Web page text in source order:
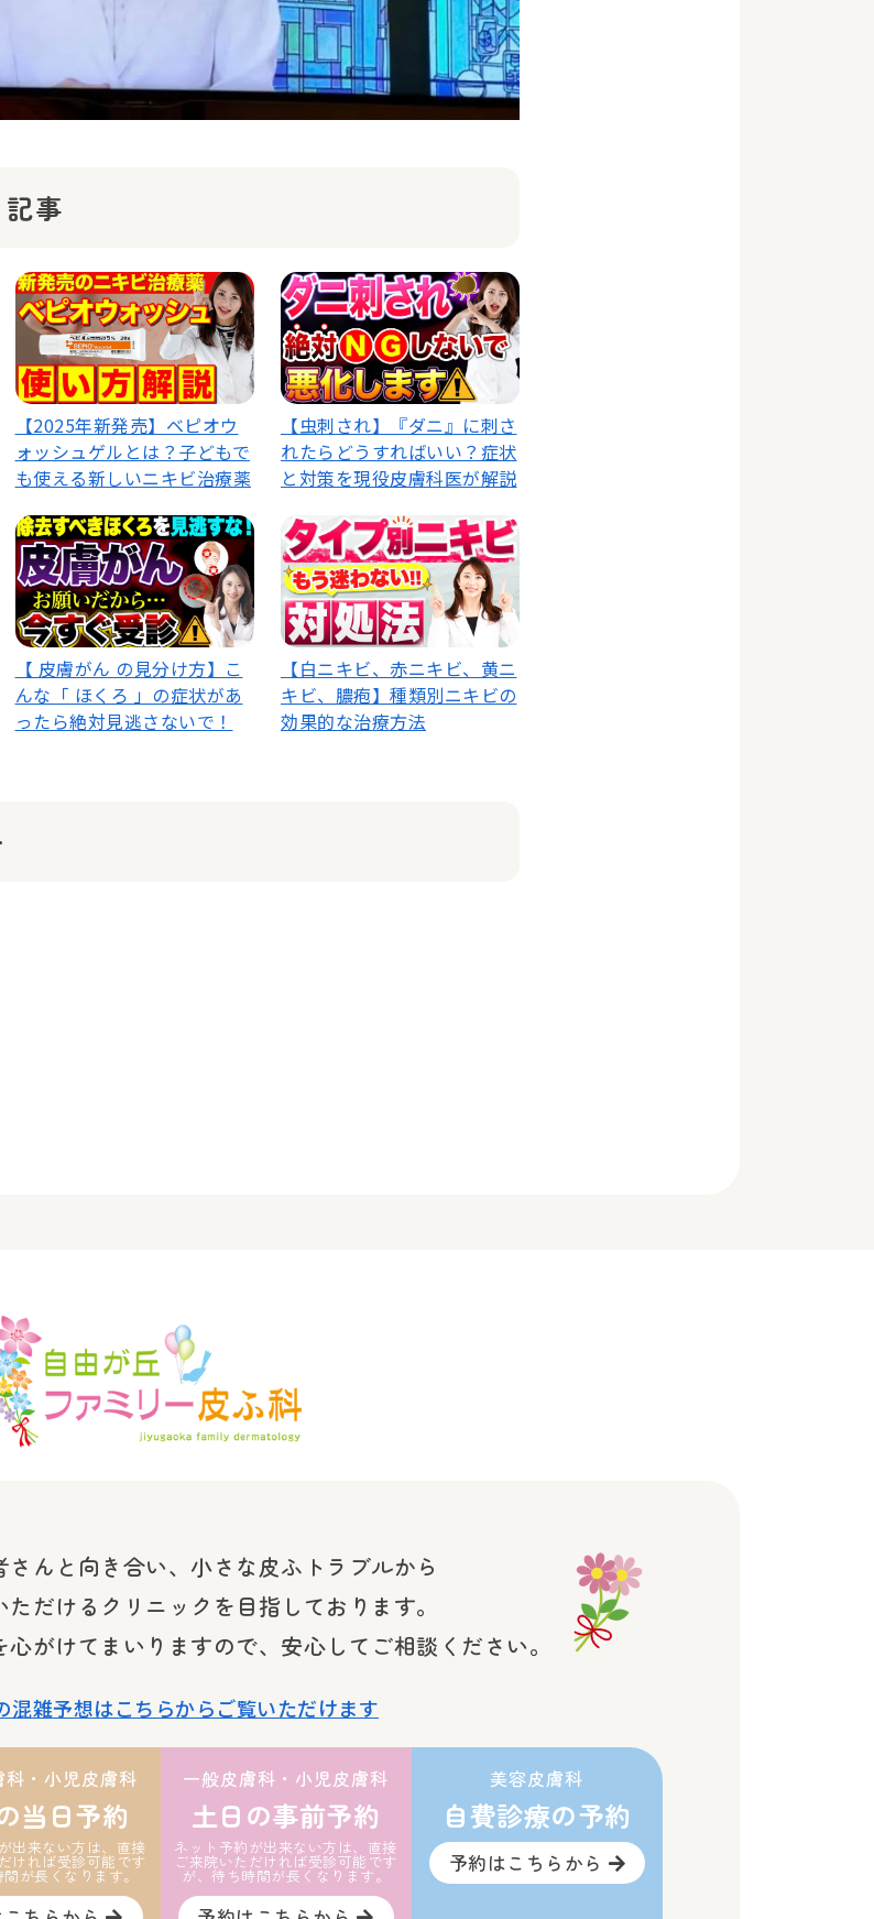
事
【2025年新発売】ベピオウ
ォッシュゲルとは？子どもで
も使える新しいニキビ治療薬
【虫刺され】『ダニ』に刺さ
れたらどうすればいい？症状
と対策を現役皮膚科医が解説
【 皮膚がん の見分け方】こ
んな「 ほくろ 」の症状があ
ったら絶対見逃さないで！
【白ニキビ、赤ニキビ、黄ニ
キビ、膿疱】種類別ニキビの
効果的な治療方法
んと向き合い、小さな皮ふトラブルから
だけるクリニックを目指しております。
がけてまいりますので、安心してご相談ください。
混雑予想はこちらからご覧いただけます
科・小児皮膚科
当日予約
出来ない方は、直接
ければ受診可能です
間が長くなります。
一般皮膚科・小児皮膚科
土日の事前予約
ネット予約が出来ない方は、直接
ご来院いただければ受診可能です
が、待ち時間が長くなります。
美容皮膚科
自費診療の予約
予約はこちらから